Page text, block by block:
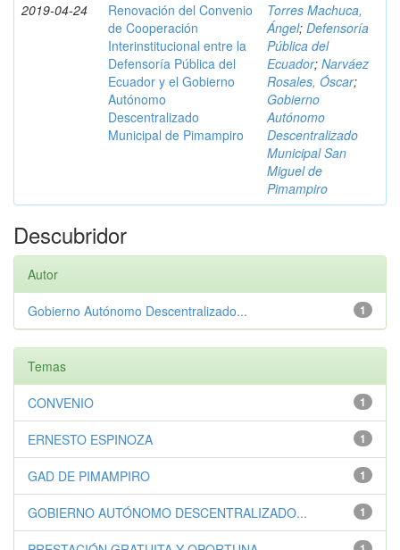
2019-04-24
Renovación del Convenio
de Cooperación
Interinstitucional entre la
Defensoría Pública del
Ecuador y el Gobierno
Autónomo
Descentralizado
Municipal de Pimampiro
Torres Machuca,
Ángel; Defensoría
Pública del
Ecuador; Narváez
Rosales, Óscar;
Gobierno
Autónomo
Descentralizado
Municipal San
Miguel de
Pimampiro
Descubridor
Autor
1
Gobierno Autónomo Descentralizado...
Temas
1
CONVENIO
1
ERNESTO ESPINOZA
1
GAD DE PIMAMPIRO
1
GOBIERNO AUTÓNOMO DESCENTRALIZADO...